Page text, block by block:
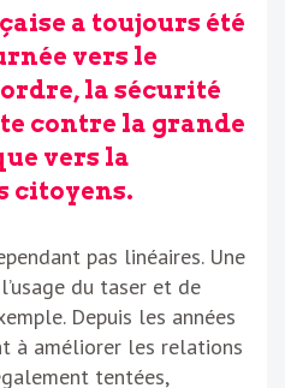
a toujours été
vers le
la sécurité
contre la grande
vers la
citoyens.
pas linéaires. Une
du taser et de
Depuis les années
à améliorer les relations
tentées,